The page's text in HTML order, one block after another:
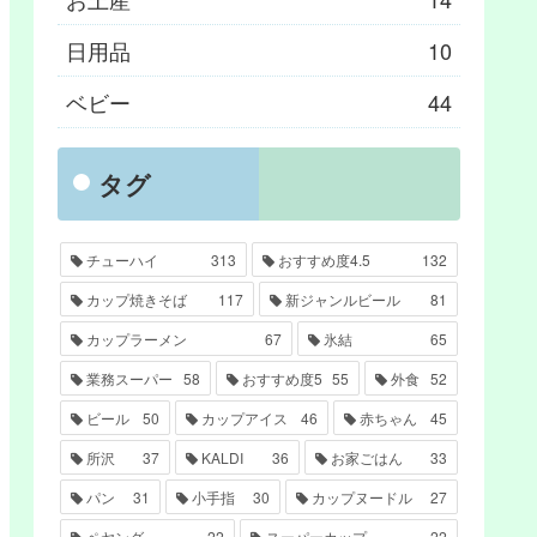
日用品
10
ベビー
44
タグ
チューハイ 313 おすすめ度4.5
132
カップ焼きそば
117 新ジャンルビール
81
カップラーメン
67 氷結
65
業務スーパー 58 おすすめ度5 55 外食 52
ビール
50 カップアイス 46 赤ちゃん
45
所沢
37 KALDI 36 お家ごはん
33
パン
31 小手指 30 カップヌードル
27